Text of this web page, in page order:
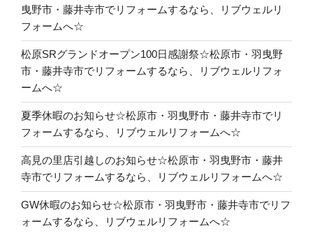
曳野市・藤井寺市でリフォームするなら、リブウェルリ
フォームへ☆
松原SRグランドオープン100日感謝祭☆松原市・羽曳野
市・藤井寺市でリフォームするなら、リブウェルリフォ
ームへ☆
夏季休暇のお知らせ☆松原市・羽曳野市・藤井寺市でリ
フォームするなら、リブウェルリフォームへ☆
高見の里店引越しのお知らせ☆松原市・羽曳野市・藤井
寺市でリフォームするなら、リブウェルリフォームへ☆
GW休暇のお知らせ☆松原市・羽曳野市・藤井寺市でリフ
ォームするなら、リブウェルリフォームへ☆